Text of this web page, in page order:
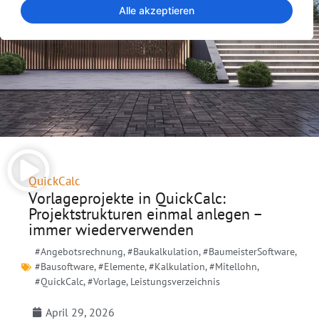
Alle akzeptieren
QuickCalc
Vorlageprojekte in QuickCalc:
Projektstrukturen einmal anlegen –
immer wiederverwenden
#Angebotsrechnung,#Baukalkulation,#BaumeisterSoftware,
#Bausoftware,#Elemente,#Kalkulation,#Mitellohn,
#QuickCalc,#Vorlage, Leistungsverzeichnis
April 29, 2026